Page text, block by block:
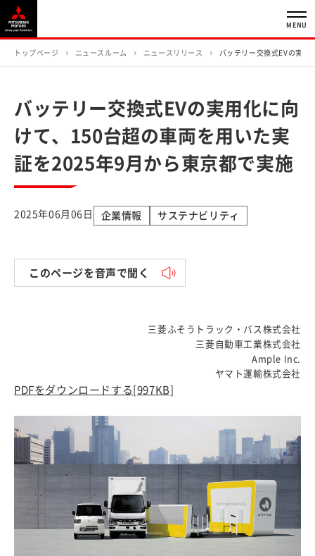
MENU
トップページ ニュースルーム ニュースリリース バッテリー交換式EVの実
バッテリー交換式EVの実用化に向
けて、150台超の車両を用いた実
証を2025年9月から東京都で実施
2025年06月06日 企業情報 サステナビリティ
このページを音声で聞く
三菱ふそうトラック・バス株式会社
三菱自動車工業株式会社
Ample Inc.
ヤマト運輸株式会社
PDFをダウンロードする [997KB]